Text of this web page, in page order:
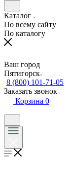
Каталог
По всему сайту
По каталогу
Ваш город
Пятигорск
8 (800) 101-71-05
Заказать звонок
Корзина 0